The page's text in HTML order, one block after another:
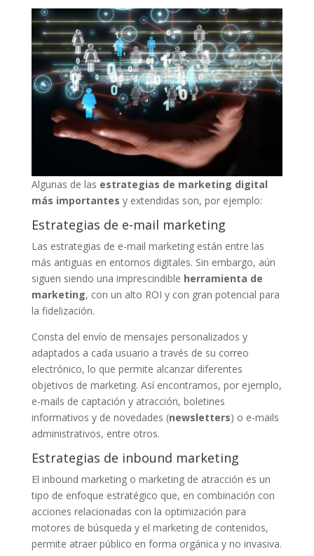
Algunas de las estrategias de marketing digital
más importantes y extendidas son, por ejemplo:
Estrategias de e-mail marketing
Las estrategias de e-mail marketing están entre las
más antiguas en entornos digitales. Sin embargo, aún
siguen siendo una imprescindible herramienta de
marketing, con un alto ROI y con gran potencial para
la fidelización.
Consta del envío de mensajes personalizados y
adaptados a cada usuario a través de su correo
electrónico, lo que permite alcanzar diferentes
objetivos de marketing. Así encontramos, por ejemplo,
e-mails de captación y atracción, boletines
informativos y de novedades (newsletters) o e-mails
administrativos, entre otros.
Estrategias de inbound marketing
El inbound marketing o marketing de atracción es un
tipo de enfoque estratégico que, en combinación con
acciones relacionadas con la optimización para
motores de búsqueda y el marketing de contenidos,
permite atraer público en forma orgánica y no invasiva.